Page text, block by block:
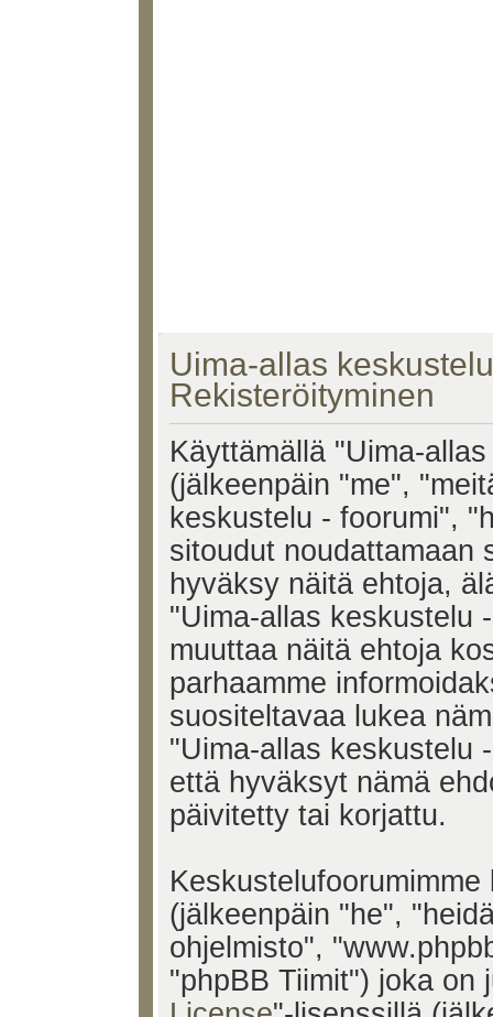
Uima-allas
Rekisteröityminen
Käyttämällä "Uima-
(jälkeenpäin "me",
keskustelu - foorumi",
sitoudut noudattamaan
hyväksy näitä ehtoja,
"Uima-allas keskustelu
muuttaa näitä ehtoja
parhaamme
suositeltavaa lukea
"Uima-allas keskustelu
että hyväksyt nämä
päivitetty tai korjattu.
(jälkeenpäin "he",
ohjelmisto",
"phpBB Tiimit") joka on